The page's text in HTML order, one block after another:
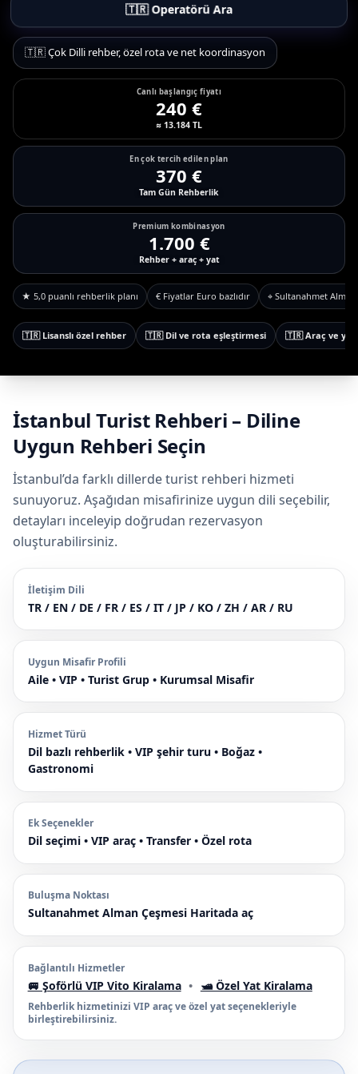
🇹🇷 Operatörü Ara
🇹🇷 Çok Dilli rehber, özel rota ve net koordinasyon
Canlı başlangıç fiyatı
240 €
≈ 13.184 TL
En çok tercih edilen plan
370 €
Tam Gün Rehberlik
Premium kombinasyon
1.700 €
Rehber + araç + yat
★ 5,0 puanlı rehberlik planı € Fiyatlar Euro bazlıdır ⌖ Sultanahmet Alman
🇹🇷 Lisanslı özel rehber 🇹🇷 Dil ve rota eşleştirmesi 🇹🇷 Araç ve yat
İstanbul Turist Rehberi – Diline
Uygun Rehberi Seçin
İstanbul’da farklı dillerde turist rehberi hizmeti
sunuyoruz. Aşağıdan misafirinize uygun dili seçebilir,
detayları inceleyip doğrudan rezervasyon
oluşturabilirsiniz.
İletişim Dili
TR / EN / DE / FR / ES / IT / JP / KO / ZH / AR / RU
Uygun Misafir Profili
Aile • VIP • Turist Grup • Kurumsal Misafir
Hizmet Türü
Dil bazlı rehberlik • VIP şehir turu • Boğaz •
Gastronomi
Ek Seçenekler
Dil seçimi • VIP araç • Transfer • Özel rota
Buluşma Noktası
Sultanahmet Alman Çeşmesi Haritada aç
Bağlantılı Hizmetler
🚐 Şoförlü VIP Vito Kiralama • 🛥️ Özel Yat Kiralama
Rehberlik hizmetinizi VIP araç ve özel yat seçenekleriyle
birleştirebilirsiniz.